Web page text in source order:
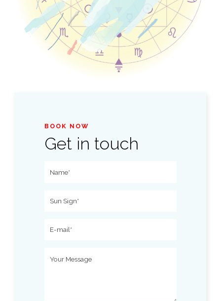
BOOK NOW
Get in touch